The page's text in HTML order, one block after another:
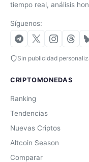
tiempo real, análisis
Síguenos:
Sin publicidad
CRIPTOMONEDAS
Ranking
Tendencias
Nuevas Criptos
Altcoin Season
Comparar